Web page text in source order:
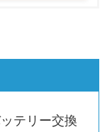
テリー交換